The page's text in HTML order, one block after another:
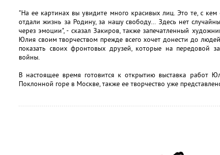
"На ее картинах вы увидите много красивых лиц. Это те, с
отдали жизнь за Родину, за нашу свободу… Здесь нет
через эмоции", - сказал Закиров, также запечатленный
Юлия своим творчеством прежде всего хочет донести до
показать своих фронтовых друзей, которые на передовой
войны.
В настоящее время готовится к открытию выставка работ
Поклонной горе в Москве, также ее творчество уже